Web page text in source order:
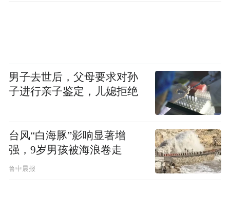
男子去世后，父母要求对孙
子进行亲子鉴定，儿媳拒绝
台风“白海豚”影响显著增
强，9岁男孩被海浪卷走
鲁中晨报